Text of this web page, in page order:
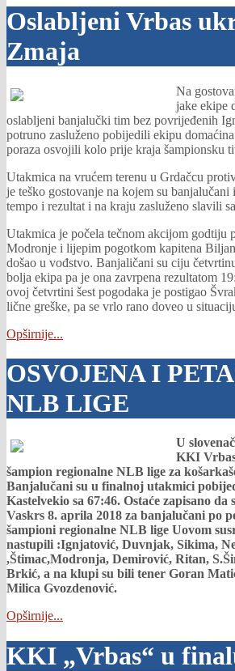
Oslabljeni Vrbas
Zmaja
Na
jake ekipe
oslabljeni banjalučki tim bez povrijeđenih
potruno zasluženo pobijedili ekipu
poraza osvojili kolo prije kraja šampionsku
Utakmica na vrućem terenu u Grdačcu
je teško gostovanje na kojem su
tempo i rezultat i na kraju zasluženo slavili
Utakmica je počela tečnom akcijom godtiju
Modronje i lijepim pogotkom kapitena
došao u vođstvo. Banjaličani su ciju
bolja ekipa pa je ona zavrpena rezultatom
ovoj četvrtini šest pogodaka je postigao
lične greške, pa se vrlo rano doveo u
Opširnije...
OSVOJENA I
NLB LIGE
U
KKI
šampion regionalne NLB lige za
Banjalučani su u finalnoj utakmici
Kastelvekio sa 67:46. Ostaće zapisano da
Vaskrs 8. aprila 2018 za banjalučani po
šampioni regionalne NLB lige Uovom
nastupili :Ignjatović, Duvnjak, Sikima,
,Štimac,Modronja, Demirović, Ritan,
Brkić, a na klupi su bili tener Goran
Milica Gvozdenović.
Opširnije...
KKI „Vrbas“ u